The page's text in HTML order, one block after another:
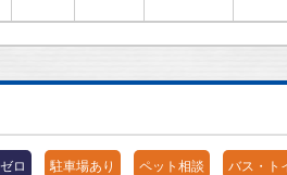
ロ 駐車場あり ペット相談 バス・ト